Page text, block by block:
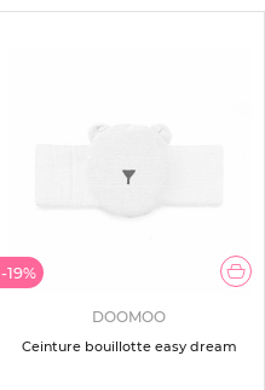
-19%
DOOMOO
Ceinture bouillotte easy dream